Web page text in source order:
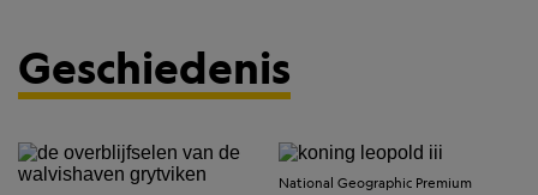
Geschiedenis
National Geographic Premium